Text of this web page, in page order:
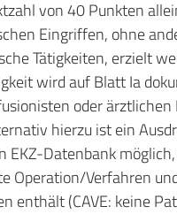
von 40 Punkten
Eingriffen, ohne
Tätigkeiten, erzielt
wird auf Blatt Ia
oder ärztlichen
hierzu ist ein
EKZ-Datenbank
Operation/Verfahren
enthält (CAVE: keine